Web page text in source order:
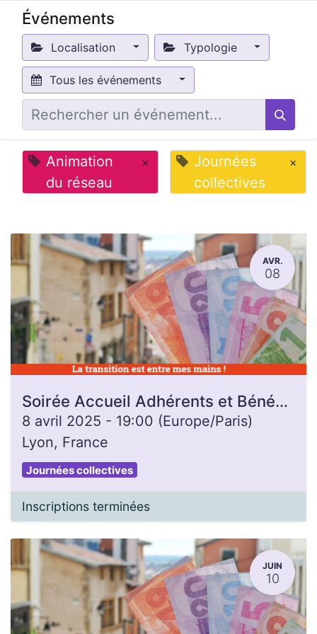
Événements
Localisation Typologie
Tous les événements
Animation
du réseau
×
Journées
collectives
×
AVR.
08
Soirée Accueil Adhérents et Bénévoles
8 avril 2025 - 19:00 (Europe/Paris)
Lyon, France
Journées collectives
Inscriptions terminées
JUIN
10